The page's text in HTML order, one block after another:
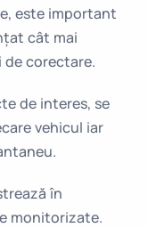
este important
cât mai
corectare.
de interes, se
vehicul iar
în
monitorizate.